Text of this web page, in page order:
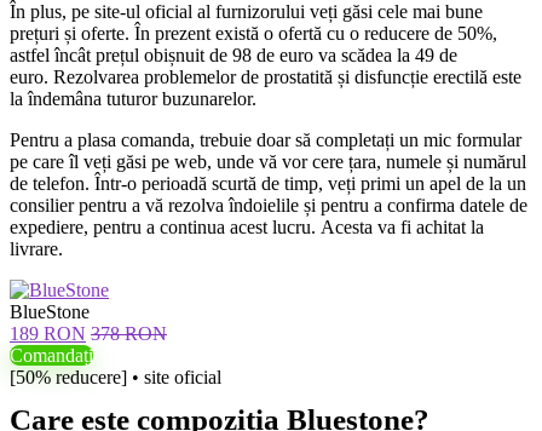
În plus, pe site-ul oficial al furnizorului veți găsi cele mai bune
prețuri și oferte. În prezent există o ofertă cu o reducere de 50%,
astfel încât prețul obișnuit de 98 de euro va scădea la 49 de
euro. Rezolvarea problemelor de prostatită și disfuncție erectilă este
la îndemâna tuturor buzunarelor.
Pentru a plasa comanda, trebuie doar să completați un mic formular
pe care îl veți găsi pe web, unde vă vor cere țara, numele și numărul
de telefon. Într-o perioadă scurtă de timp, veți primi un apel de la un
consilier pentru a vă rezolva îndoielile și pentru a confirma datele de
expediere, pentru a continua acest lucru. Acesta va fi achitat la
livrare.
BlueStone
189 RON 378 RON
Comandați
[50% reducere] • site oficial
Care este compoziția Bluestone?